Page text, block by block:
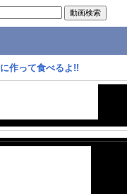
作って食べるよ!!